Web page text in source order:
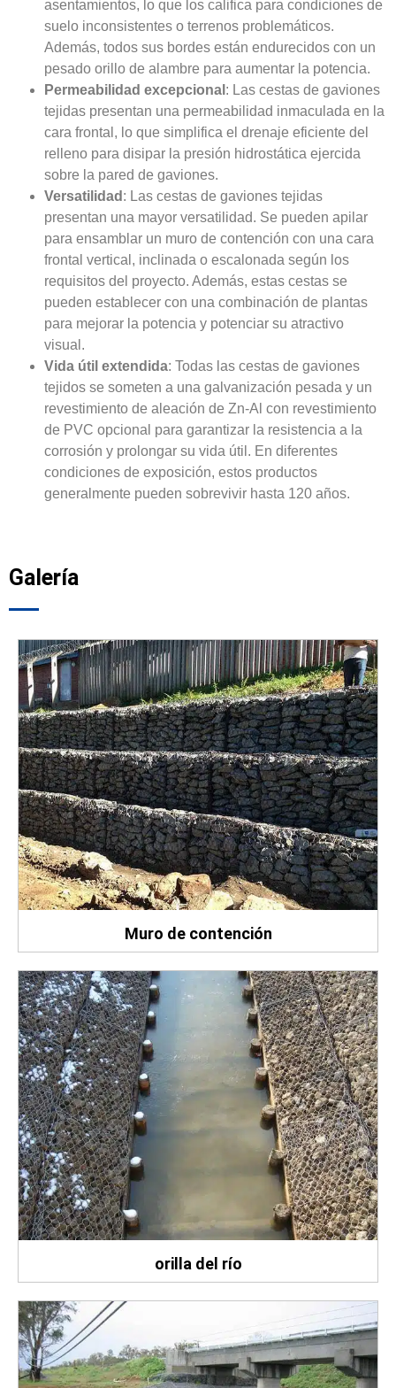
asentamientos, lo que los califica para condiciones de
suelo inconsistentes o terrenos problemáticos.
Además, todos sus bordes están endurecidos con un
pesado orillo de alambre para aumentar la potencia.
Permeabilidad excepcional : Las cestas de gaviones
tejidas presentan una permeabilidad inmaculada en la
cara frontal, lo que simplifica el drenaje eficiente del
relleno para disipar la presión hidrostática ejercida
sobre la pared de gaviones.
Versatilidad : Las cestas de gaviones tejidas
presentan una mayor versatilidad. Se pueden apilar
para ensamblar un muro de contención con una cara
frontal vertical, inclinada o escalonada según los
requisitos del proyecto. Además, estas cestas se
pueden establecer con una combinación de plantas
para mejorar la potencia y potenciar su atractivo
visual.
Vida útil extendida: Todas las cestas de gaviones
tejidos se someten a una galvanización pesada y un
revestimiento de aleación de Zn-Al con revestimiento
de PVC opcional para garantizar la resistencia a la
corrosión y prolongar su vida útil. En diferentes
condiciones de exposición, estos productos
generalmente pueden sobrevivir hasta 120 años.
Galería
Muro de contención
orilla del río